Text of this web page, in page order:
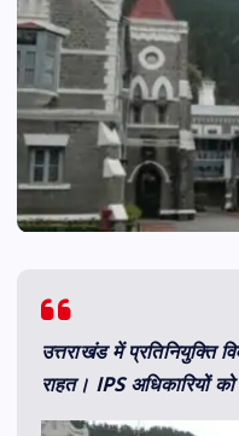
उत्तराखंड में प्रतिनियुक्ति
राहत। IPS अधिकारियों